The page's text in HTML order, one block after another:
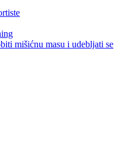
mišićnu masu i udebljati se